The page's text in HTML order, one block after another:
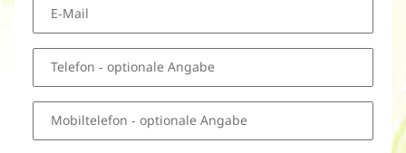
E-Mail
Telefon - optionale Angabe
Mobiltelefon - optionale Angabe